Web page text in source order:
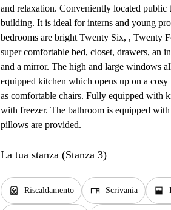
and relaxation. Conveniently located public
building. It is ideal for interns and young
bedrooms are bright Twenty Six, , Twenty
super comfortable bed, closet, drawers, an
and a mirror. The high and large windows
equipped kitchen which opens up on a
as comfortable chairs. Fully equipped with
with freezer. The bathroom is equipped
pillows are provided.
La tua stanza (Stanza 3)
water_heater Riscaldamento desk Scrivania window_open